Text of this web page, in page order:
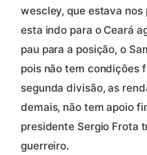
wescley, que estava
esta indo para o Ceará
pau para a posição, o
pois não tem condições
segunda divisão, as
demais, não tem apoio
presidente Sergio Frota
guerreiro.